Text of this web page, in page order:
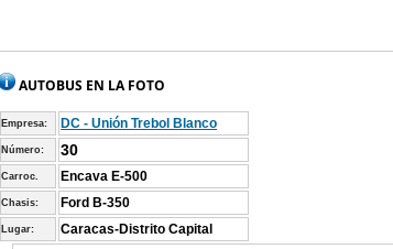
AUTOBUS EN LA FOTO
Empresa: DC - Unión Trebol Blanco
Número: 30
Carroc. Encava E-500
Chasis: Ford B-350
Lugar: Caracas-Distrito Capital